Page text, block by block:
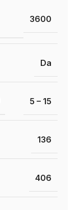
3600
Da
5 – 15
136
406